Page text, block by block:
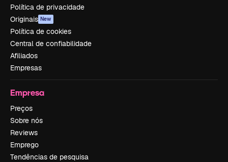
Política de privacidade
Originais New
Política de cookies
Central de confiabilidade
Afiliados
Empresas
Empresa
Preços
Sobre nós
Reviews
Emprego
Tendências de pesquisa